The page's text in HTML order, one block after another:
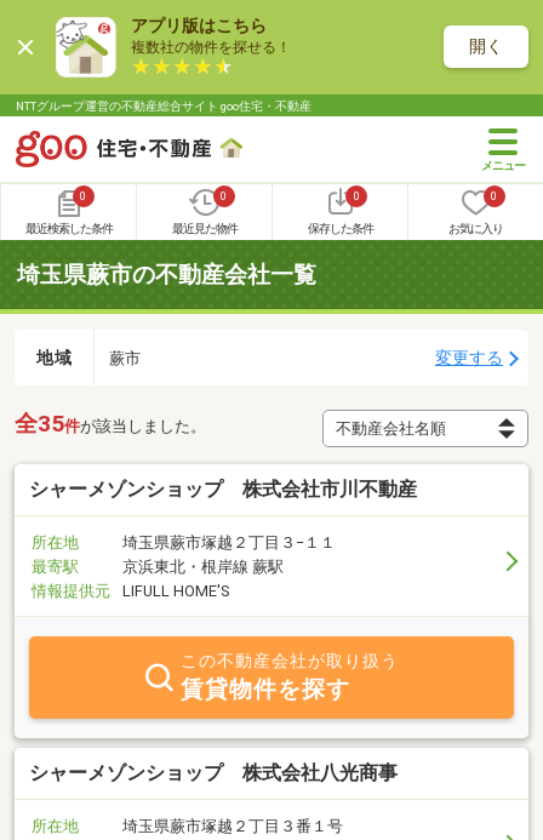
アプリ版はこちら
複数社の物件を探せる！ 開く
NTTグループ運営の不動産総合サイト goo住宅・不動産
0
最近検索した条件
0
最近見た物件
0
保存した条件
0
お気に入り
埼玉県蕨市の不動産会社一覧
地域 蕨市 変更する
全35件が該当しました。
シャーメゾンショップ 株式会社市川不動産
所在地
埼玉県蕨市塚越２丁目３−１１
最寄駅
京浜東北・根岸線 蕨駅
情報提供元
LIFULL HOME'S
この不動産会社が取り扱う
賃貸物件を探す
シャーメゾンショップ 株式会社八光商事
所在地
埼玉県蕨市塚越２丁目３番１号